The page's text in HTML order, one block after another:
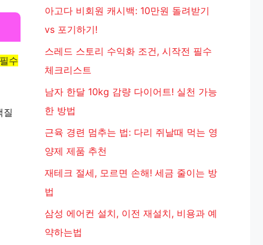
수
질
아고다 비회원 캐시백: 10만원 돌려받기
vs 포기하기!
스레드 스토리 수익화 조건, 시작전 필수
체크리스트
남자 한달 10kg 감량 다이어트! 실천 가능
한 방법
근육 경련 멈추는 법: 다리 쥐날때 먹는 영
양제 제품 추천
재테크 절세, 모르면 손해! 세금 줄이는 방
법
삼성 에어컨 설치, 이전 재설치, 비용과 예
약하는법